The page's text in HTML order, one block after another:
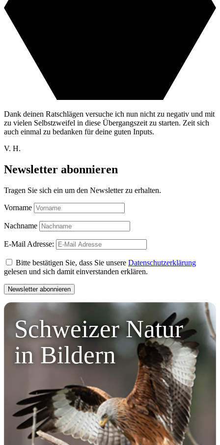
Dank deinen Ratschlägen versuche ich nun nicht zu negativ und mit
zu vielen Selbstzweifel in diese Übergangszeit zu starten. Zeit sich
auch einmal zu bedanken für deine guten Inputs.
V. H.
Newsletter abonnieren
Tragen Sie sich ein um den Newsletter zu erhalten.
Vorname
Nachname
E-Mail Adresse:
Bitte bestätigen Sie, dass Sie unsere Datenschutzerklärung
gelesen und sich damit einverstanden erklären.
Schweizer Natur
in Bildern